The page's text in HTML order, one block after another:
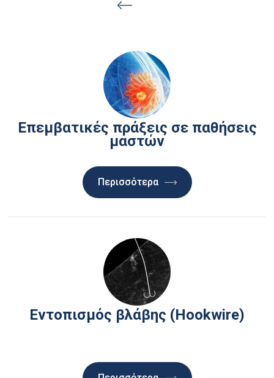
Έλεγχος μαστών με ενθέματα
Έρευνες απέδειξαν ότι οι γυναίκες με ενθέματα
σιλικόνης για λόγους αισθητικής ή για
αποκατάσταση μετά από μαστεκτομή, δεν
διατρέχουν μεγαλύτερο κίνδυνο για την εμφάνιση
καρκίνου στο μαστό σε σύγκριση με το γενικό
Περισσότερα